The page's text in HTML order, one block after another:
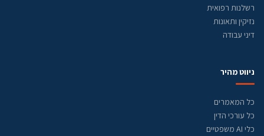
רשלנות רפואית
נזיקין ותאונות
דיני עבודה
ניווט מהיר
כל המאמרים
כל עורכי הדין
כלי AI משפטיים